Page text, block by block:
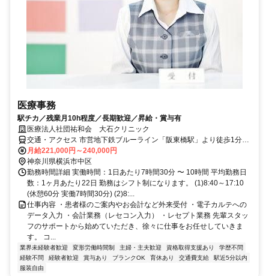
医療事務
駅チカ／残業月10h程度／長期歓迎／昇給・賞与有
医療法人社団祐和会 大石クリニック
交通・アクセス 市営地下鉄ブルーライン「阪東橋駅」より徒歩1分、
京浜急行「黄金町駅」より徒歩6分
月給221,000円～240,000円
神奈川県横浜市中区
勤務時間詳細 実働時間：1日あたり7時間30分 〜 10時間 平均勤務日
数：1ヶ月あたり22日 勤務はシフト制になります。 (1)8:40～17:10
(休憩60分 実働7時間30分) (2)8:...
仕事内容 ・患者様のご案内やお会計など外来受付 ・電子カルテへの
データ入力 ・会計業務（レセコン入力） ・レセプト業務 先輩スタッ
フのサポートから始めていただき、徐々に仕事をお任せしていきま
す。 コ...
業界未経験者歓迎 変形労働時間制 主婦・主夫歓迎 資格取得支援あり
学歴不問
経験不問
経験者歓迎 賞与あり ブランクOK 育休あり 交通費支給
駅近5分以内
服装自由